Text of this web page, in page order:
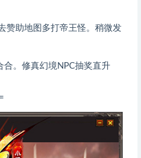
赞助地图多打帝王怪。稍微发
合。修真幻境NPC抽奖直升